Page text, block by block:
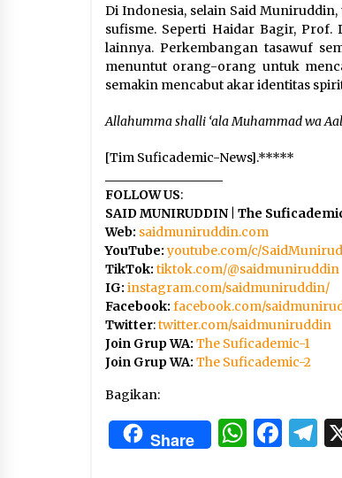
Di Indonesia, selain Said
sufisme. Seperti Haidar Bagir, Prof.
lainnya. Perkembangan tasawuf
menuntut orang-orang untuk
semakin mencabut akar identitas
Allahumma shalli ‘ala Muhammad wa
[Tim Suficademic-News].*****
FOLLOW US:
SAID MUNIRUDDIN | The
Web: saidmuniruddin.com
YouTube:youtube.com/c/
TikTok: tiktok.com/@saidmuniruddin
IG: instagram.com/saidmuniruddin/
Facebook: facebook.com/
Twitter:twitter.com/saidmuniruddin
Join Grup WA: The Suficademic-1
Join Grup WA: The Suficademic-2
Bagikan:
Share